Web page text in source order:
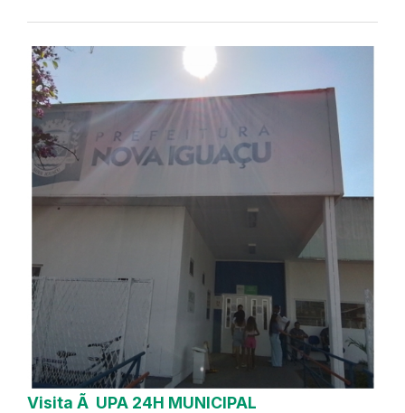
Visita Ã UPA 24H MUNICIPAL